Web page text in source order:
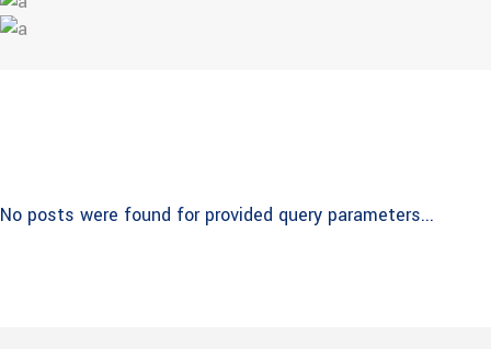
No posts were found for provided query parameters...